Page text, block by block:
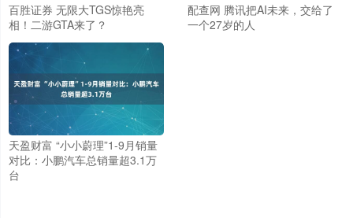
百胜证券 无限大TGS惊艳亮
相！二游GTA来了？
配查网 腾讯把AI未来，交给了
一个27岁的人
天盈财富 “小小蔚理”1-9月销量
对比：小鹏汽车总销量超3.1万
台